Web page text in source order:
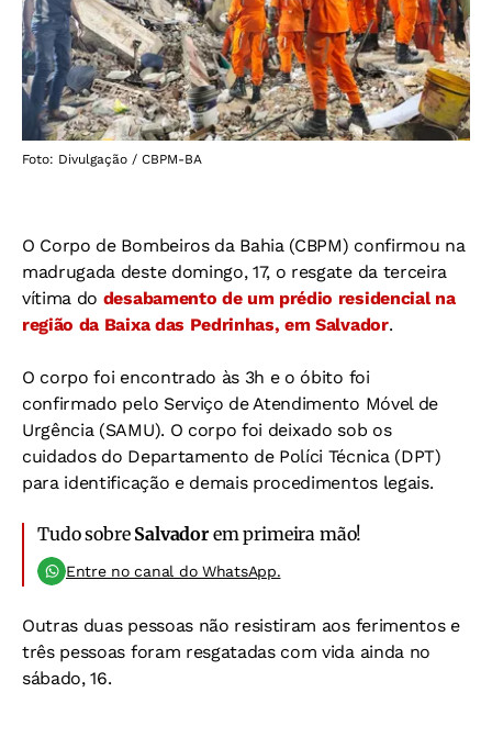
Foto: Divulgação / CBPM-BA
O Corpo de Bombeiros da Bahia (CBPM) confirmou na
madrugada deste domingo, 17, o resgate da terceira
vítima do desabamento de um prédio residencial na
região da Baixa das Pedrinhas, em Salvador.
O corpo foi encontrado às 3h e o óbito foi
confirmado pelo Serviço de Atendimento Móvel de
Urgência (SAMU). O corpo foi deixado sob os
cuidados do Departamento de Políci Técnica (DPT)
para identificação e demais procedimentos legais.
Tudo sobre Salvadorem primeira mão!
Entre no canal do WhatsApp.
Outras duas pessoas não resistiram aos ferimentos e
três pessoas foram resgatadas com vida ainda no
sábado, 16.